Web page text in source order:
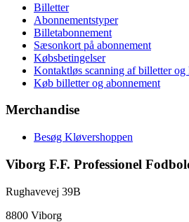
Billetter
Abonnementstyper
Billetabonnement
Sæsonkort på abonnement
Købsbetingelser
Kontaktløs scanning af billetter og
Køb billetter og abonnement
Merchandise
Besøg Kløvershoppen
Viborg F.F. Professionel
Rughavevej 39B
8800 Viborg